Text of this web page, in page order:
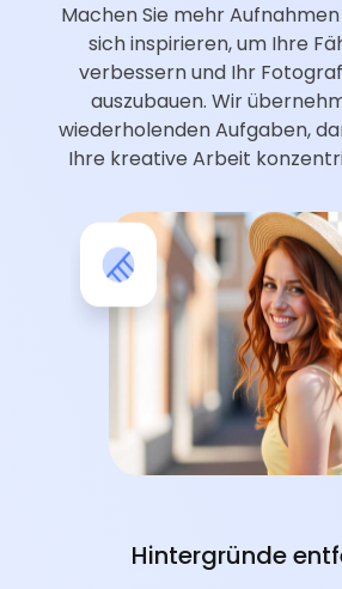
Machen Sie mehr Aufnahmen
sich inspirieren, um Ihre
verbessern und Ihr
auszubauen. Wir
wiederholenden Aufgaben,
Ihre kreative Arbeit
Hintergründe